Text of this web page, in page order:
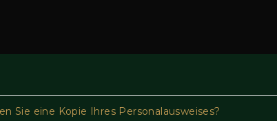
Sie eine Kopie Ihres Personalausweises?